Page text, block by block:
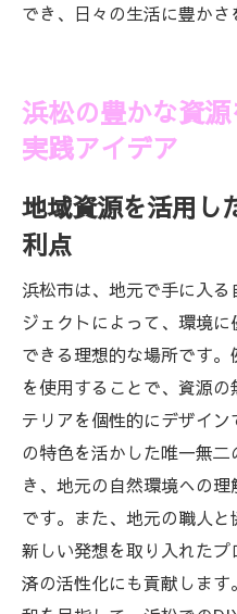
でき、日々の生活に豊かさ
浜松の豊かな資
実践アイデア
地域資源を活用し
利点
浜松市は、地元で手に入
ジェクトによって、環境
できる理想的な場所です
を使用することで、資源
テリアを個性的にデザイ
の特色を活かした唯一無
き、地元の自然環境への
です。また、地元の職人
新しい発想を取り入れた
済の活性化にも貢献しま